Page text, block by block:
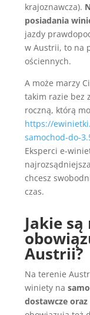
krajoznawcza).
posiadania
jazdy
w Austrii, to na
ościennych.
A może marzy
takim razie bez
roczną, którą
https://
samochod-do-
Eksperci e-
chcesz
czas.
Jakie
Austrii?
Na terenie
winiety na
dostawcze